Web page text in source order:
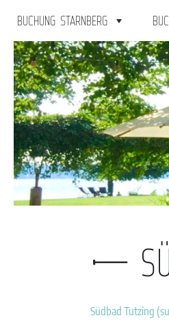
BUCHUNG STARNBERG
Südbad Tutzing